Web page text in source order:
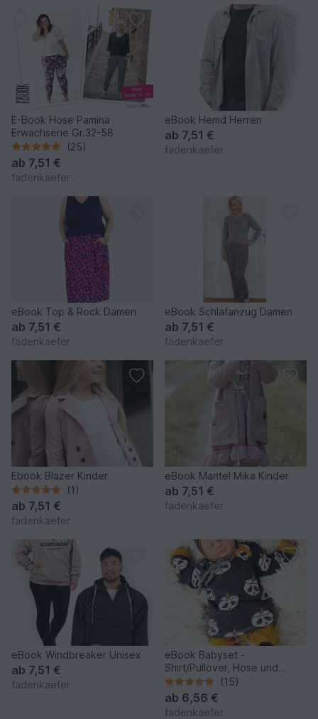
E-Book Hose Pamina
Erwachsene Gr.32-58
(25)
ab 7,51 €
fadenkaefer
eBook Hemd Herren
ab 7,51 €
fadenkaefer
eBook Top & Rock Damen
ab 7,51 €
fadenkaefer
eBook Schlafanzug Damen
ab 7,51 €
fadenkaefer
Ebook Blazer Kinder
(1)
ab 7,51 €
fadenkaefer
eBook Mantel Mika Kinder
ab 7,51 €
fadenkaefer
eBook Windbreaker Unisex
ab 7,51 €
fadenkaefer
eBook Babyset -
Shirt/Pullover, Hose und
Mütze ab Größe 50 bis 98
(15)
ab 6,56 €
fadenkaefer